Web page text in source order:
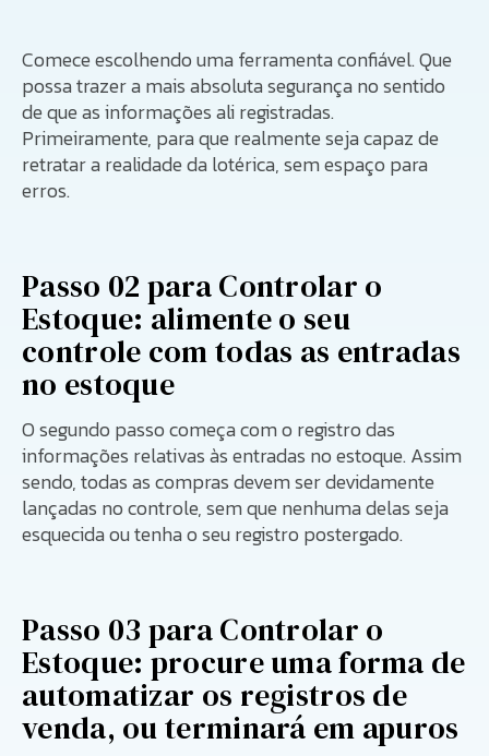
Comece escolhendo uma ferramenta confiável. Que
possa trazer a mais absoluta segurança no sentido
de que as informações ali registradas.
Primeiramente, para que realmente seja capaz de
retratar a realidade da lotérica, sem espaço para
erros.
Passo 02 para Controlar o
Estoque: alimente o seu
controle com todas as entradas
no estoque
O segundo passo começa com o registro das
informações relativas às entradas no estoque. Assim
sendo, todas as compras devem ser devidamente
lançadas no controle, sem que nenhuma delas seja
esquecida ou tenha o seu registro postergado.
Passo 03 para Controlar o
Estoque: procure uma forma de
automatizar os registros de
venda, ou terminará em apuros